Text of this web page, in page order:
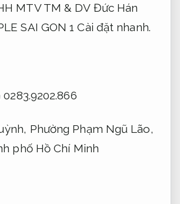
MTV TM & DV Đức Hán
SAI GON 1Cài đặt nhanh.
0283.9202.866
Phường Phạm Ngũ Lão,
phố Hồ Chí Minh